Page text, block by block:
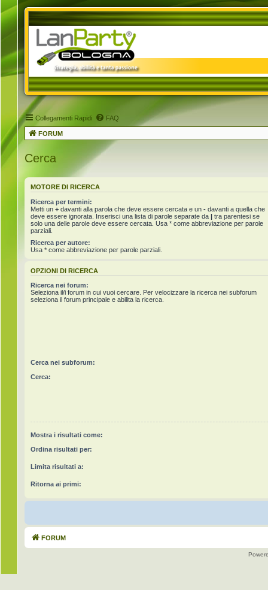
Collegamenti Rapidi FAQ
FORUM
Cerca
MOTORE DI RICERCA
Ricerca per termini:
Metti un + davanti alla parola che deve essere cercata e un - davanti a quella che
deve essere ignorata. Inserisci una lista di parole separate da | tra parentesi se
solo una delle parole deve essere cercata. Usa * come abbreviazione per parole
parziali.
Ricerca per autore:
Usa * come abbreviazione per parole parziali.
OPZIONI DI RICERCA
Ricerca nei forum:
Seleziona il/i forum in cui vuoi cercare. Per velocizzare la ricerca nei subforum
seleziona il forum principale e abilita la ricerca.
Cerca nei subforum:
Cerca:
Mostra i risultati come:
Ordina risultati per:
Limita risultati a:
Ritorna ai primi:
FORUM